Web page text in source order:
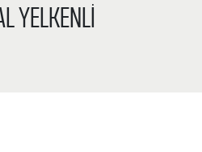
YELKENLI